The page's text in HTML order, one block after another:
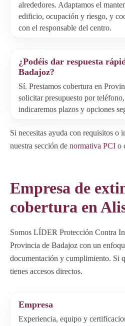
alrededores. Adaptamos el
edificio, ocupación y riesgo, y
con el responsable del centro.
¿Podéis dar respuesta
Badajoz?
Sí. Prestamos cobertura en
solicitar presupuesto por
indicaremos plazos y opciones
Si necesitas ayuda con requisitos o
nuestra sección de normativa PCI o
Empresa de
cobertura en
Somos LÍDER Protección Contra
Provincia de Badajoz con un
documentación y cumplimiento. Si
tienes accesos directos.
Empresa
Experiencia, equipo y